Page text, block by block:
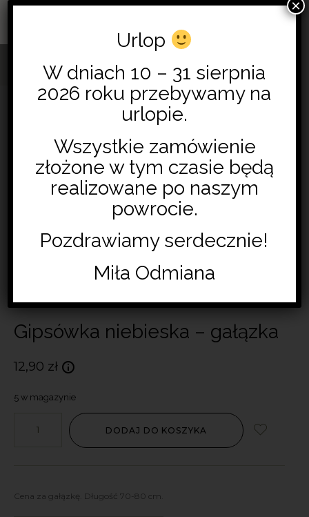
Gipsówka niebieska – gałązka
12,90 zł
5 w magazynie
DODAJ DO KOSZYKA
Cena za gałązkę. Długość 70-80 cm.
Urlop
W dniach 10 – 31 sierpnia
2026 roku przebywamy na
urlopie.
Wszystkie zamówienie
złożone w tym czasie będą
realizowane po naszym
powrocie.
Pozdrawiamy serdecznie!
Miła Odmiana
×